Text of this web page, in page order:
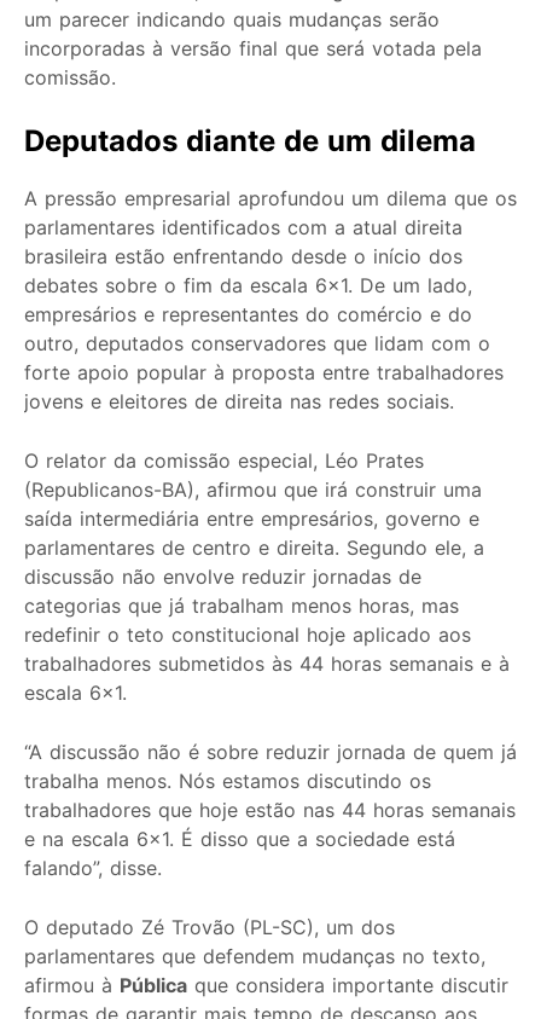
um parecer indicando quais mudanças serão
incorporadas à versão final que será votada pela
comissão.
Deputados diante de um dilema
A pressão empresarial aprofundou um dilema que os
parlamentares identificados com a atual direita
brasileira estão enfrentando desde o início dos
debates sobre o fim da escala 6×1. De um lado,
empresários e representantes do comércio e do
outro, deputados conservadores que lidam com o
forte apoio popular à proposta entre trabalhadores
jovens e eleitores de direita nas redes sociais.
O relator da comissão especial, Léo Prates
(Republicanos-BA), afirmou que irá construir uma
saída intermediária entre empresários, governo e
parlamentares de centro e direita. Segundo ele, a
discussão não envolve reduzir jornadas de
categorias que já trabalham menos horas, mas
redefinir o teto constitucional hoje aplicado aos
trabalhadores submetidos às 44 horas semanais e à
escala 6×1.
“A discussão não é sobre reduzir jornada de quem já
trabalha menos. Nós estamos discutindo os
trabalhadores que hoje estão nas 44 horas semanais
e na escala 6×1. É disso que a sociedade está
falando”, disse.
O deputado Zé Trovão (PL-SC), um dos
parlamentares que defendem mudanças no texto,
afirmou à Pública que considera importante discutir
formas de garantir mais tempo de descanso aos